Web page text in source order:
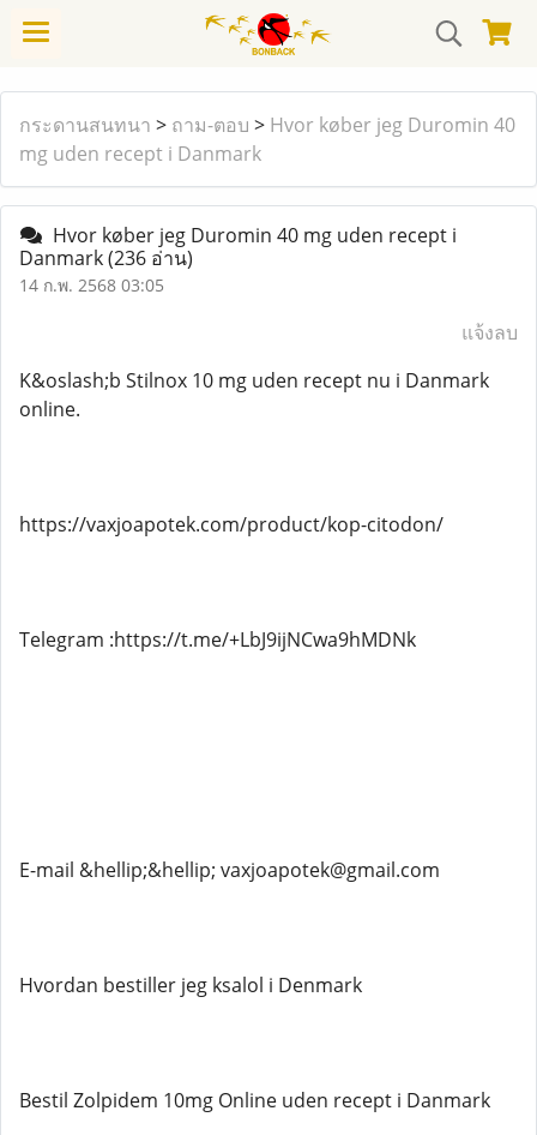
กระดานสนทนา > ถาม-ตอบ > Hvor køber jeg Duromin 40
mg uden recept i Danmark
Hvor køber jeg Duromin 40 mg uden recept i
Danmark(236 อ่าน)
14 ก.พ. 2568 03:05
แจ้งลบ
K&oslash;b Stilnox 10 mg uden recept nu i Danmark
online.
https://vaxjoapotek.com/product/kop-citodon/
Telegram :https://t.me/+LbJ9ijNCwa9hMDNk
E-mail &hellip;&hellip; vaxjoapotek@gmail.com
Hvordan bestiller jeg ksalol i Denmark
Bestil Zolpidem 10mg Online uden recept i Danmark